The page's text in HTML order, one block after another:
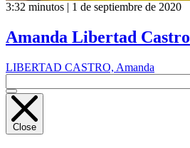
3:32 minutos | 1 de septiembre de 2020
Amanda Libertad Castro
LIBERTAD CASTRO, Amanda
Close